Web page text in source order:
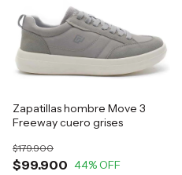
Zapatillas hombre Move 3
Freeway cuero grises
$99.900
$179.900
44% OFF